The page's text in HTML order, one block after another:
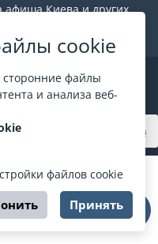
cookie
файлы
и анализа веб-
файлов cookie
Принять
афиша Киева и других
с кассами.
2026